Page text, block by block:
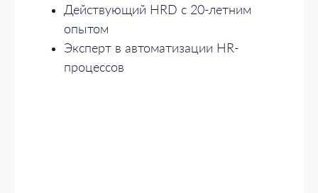
Действующий HRD с 20-летним
опытом
Эксперт в автоматизации HR-
процессов